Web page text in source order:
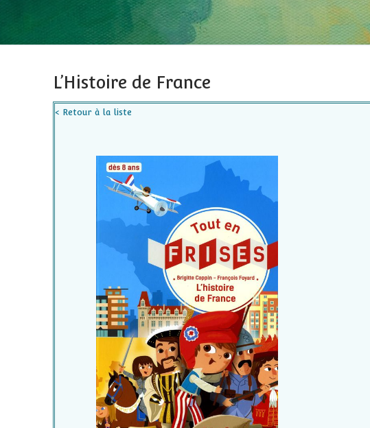
L’Histoire de France
< Retour à la liste